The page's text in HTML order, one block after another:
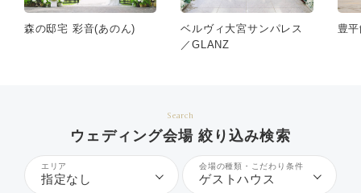
森の邸宅 彩音(あのん)
ベルヴィ大宮サンパレス
／GLANZ
豊
Search
ウェディング会場 絞り込み検索
エリア
指定なし
会場の種類・こだわり条件
ゲストハウス